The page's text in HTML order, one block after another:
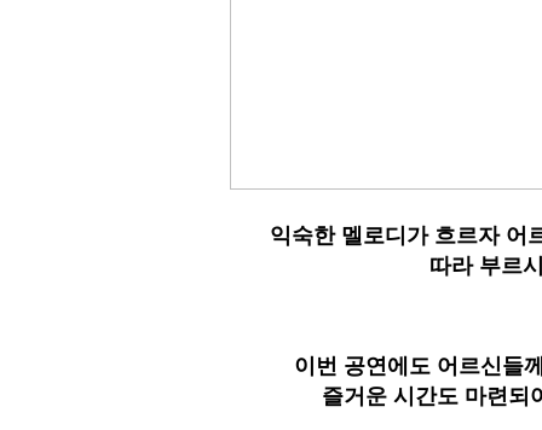
익숙한 멜로디가 흐르자 어
따라 부르
이번 공연에도 어르신들
즐거운 시간도 마련되